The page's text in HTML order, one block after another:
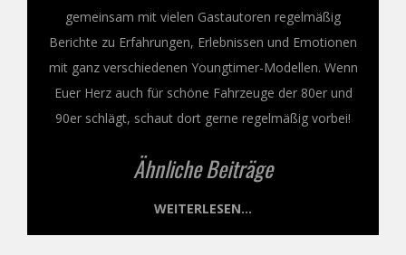
gemeinsam mit vielen Gastautoren regelmäßig
Berichte zu Erfahrungen, Erlebnissen und Emotionen
mit ganz verschiedenen Youngtimer-Modellen. Wenn
Euer Herz auch für schöne Fahrzeuge der 80er und
90er schlägt, schaut dort gerne regelmäßig vorbei!
Ähnliche Beiträge
WEITERLESEN...